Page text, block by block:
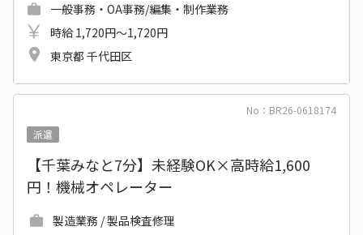
一般事務・OA事務/編集・制作業務
時給 1,720円～1,720円
東京都 千代田区
No：BR26-0618174
派遣
【千葉みなと7分】未経験OK×高時給1,600
円！機械オペレーター
製造業務 / 製品検査修理